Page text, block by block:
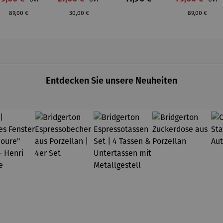
Walnuss
königsblau
89,00 €
Regulärer Preis:
30,00 €
– Schlägel
& Eisen
Regulärer
89,00 €
Entdecken Sie unsere Neuheiten